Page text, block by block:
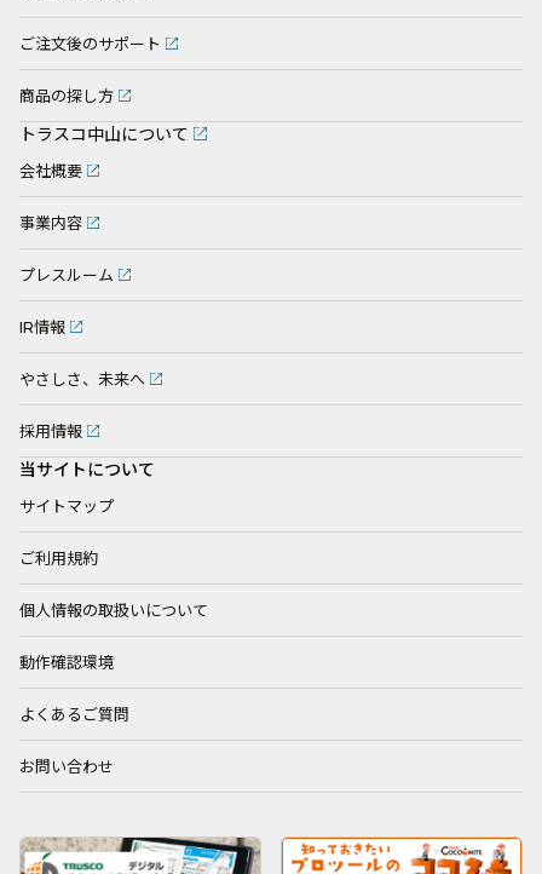
ご注文後のサポート
商品の探し方
トラスコ中山について
会社概要
事業内容
プレスルーム
IR情報
やさしさ、未来へ
採用情報
当サイトについて
サイトマップ
ご利用規約
個人情報の取扱いについて
動作確認環境
よくあるご質問
お問い合わせ